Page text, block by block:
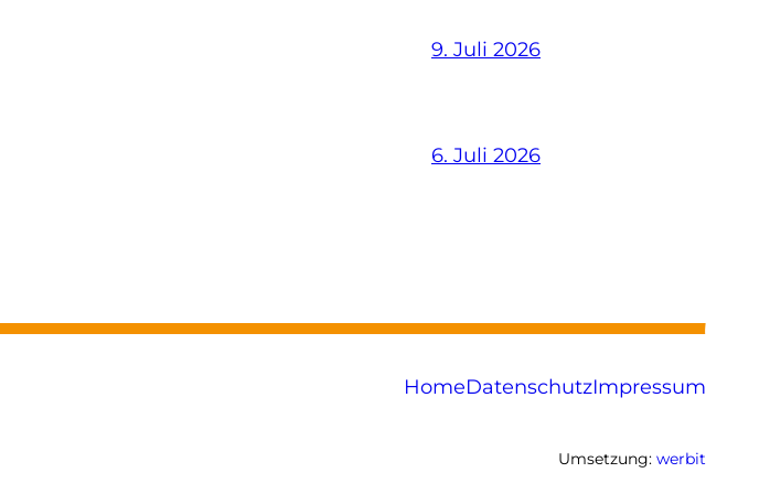
9. Juli 2026
6. Juli 2026
HomeDatenschutzImpressum
Umsetzung: werbit